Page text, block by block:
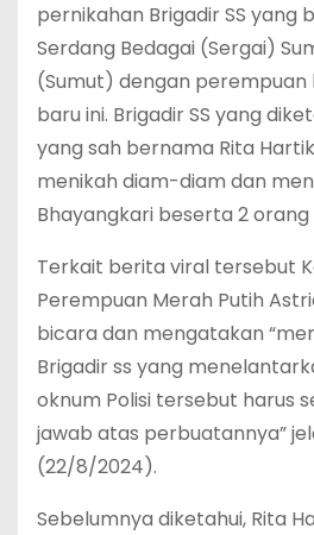
pernikahan Brigadir SS yang
Serdang Bedagai (Sergai)
(Sumut) dengan perempuan
baru ini. Brigadir SS yang
yang sah bernama Rita
menikah diam-diam dan
Bhayangkari beserta 2 orang
Terkait berita viral tersebut
Perempuan Merah Putih
bicara dan mengatakan
Brigadir ss yang
oknum Polisi tersebut harus
jawab atas perbuatannya”
(22/8/2024).
Sebelumnya diketahui, Rita